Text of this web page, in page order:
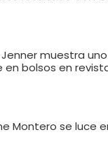
Jenner muestra
en bolsos en
Montero se luce